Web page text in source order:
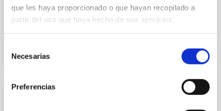
que les haya proporcionado o que hayan recopilado a
partir del uso que haya hecho de sus servicios.
Necesarias
Preferencias
of astrophysics have participated this year in the
"Visiting Researchers" programme of the Occident...